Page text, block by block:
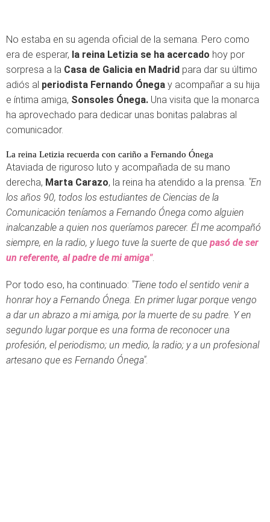
No estaba en su agenda oficial de la semana. Pero como
era de esperar, la reina Letizia se ha acercado hoy por
sorpresa a la Casa de Galicia en Madrid para dar su último
adiós al periodista Fernando Ónega y acompañar a su hija
e íntima amiga, Sonsoles Ónega. Una visita que la monarca
ha aprovechado para dedicar unas bonitas palabras al
comunicador.
La reina Letizia recuerda con cariño a Fernando Ónega
Ataviada de riguroso luto y acompañada de su mano
derecha, Marta Carazo, la reina ha atendido a la prensa. "En
los años 90, todos los estudiantes de Ciencias de la
Comunicación teníamos a Fernando Ónega como alguien
inalcanzable a quien nos queríamos parecer. Él me acompañó
siempre, en la radio, y luego tuve la suerte de que pasó de ser
un referente, al padre de mi amiga".
Por todo eso, ha continuado: "Tiene todo el sentido venir a
honrar hoy a Fernando Ónega. En primer lugar porque vengo
a dar un abrazo a mi amiga, por la muerte de su padre. Y en
segundo lugar porque es una forma de reconocer una
profesión, el periodismo; un medio, la radio; y a un profesional
artesano que es Fernando Ónega".